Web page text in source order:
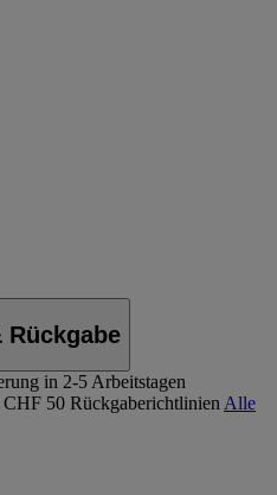
Rückgabe
in 2-5 Arbeitstagen
CHF 50 Rückgaberichtlinien Alle